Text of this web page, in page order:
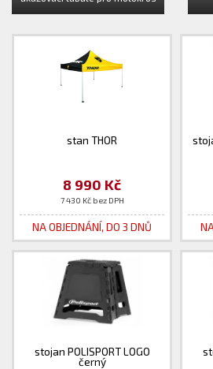
stan THOR
8 990 Kč
7 430 Kč bez DPH
NA OBJEDNÁNÍ, DO 3 DNŮ
stojan POLISPORT LOGO
černý